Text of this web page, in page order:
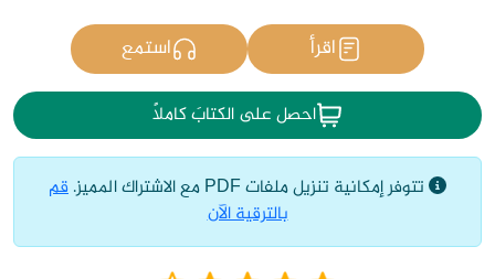
اقرأ استمع
احصل على الكتابَ كاملاً
تتوفر إمكانية تنزيل ملفات PDF مع الاشتراك المميز.
قم
بالترقية الآن